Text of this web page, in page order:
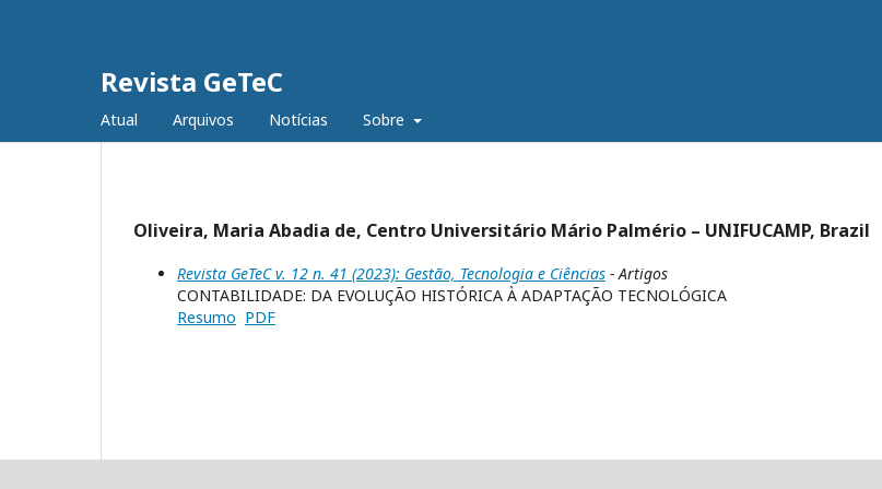
Revista GeTeC
Atual Arquivos Notícias Sobre
Oliveira, Maria Abadia de, Centro Universitário Mário Palmério – UNIFUCAMP, Brazil
Revista GeTeC v. 12 n. 41 (2023): Gestão, Tecnologia e Ciências - Artigos
CONTABILIDADE: DA EVOLUÇÃO HISTÓRICA À ADAPTAÇÃO TECNOLÓGICA
Resumo PDF